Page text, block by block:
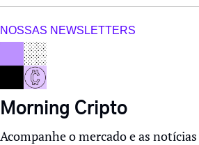
NOSSAS NEWSLETTERS
Morning Cripto
Acompanhe o mercado e as